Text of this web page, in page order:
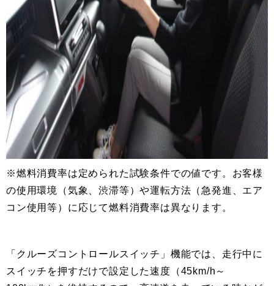
※燃料消費率は定められた試験条件での値です。お客様
の使用環境（気象、渋滞等）や運転方法（急発進、エア
コン使用等）に応じて燃料消費率は異なります。
「クルーズコントロールスイッチ」機能では、走行中に
スイッチを押すだけで設定した速度（45km/h～